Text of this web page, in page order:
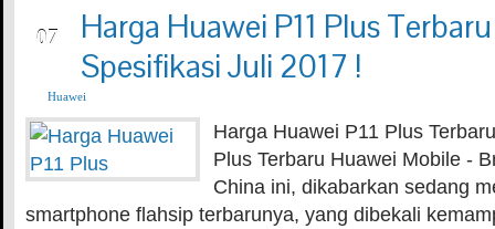
07
Harga Huawei P11 Plus
Spesifikasi Juli 2017 !
Huawei
Harga Huawei P11 Plus
Plus Terbaru Huawei Mobile -
China ini, dikabarkan sedang
smartphone flahsip terbarunya, yang dibekali